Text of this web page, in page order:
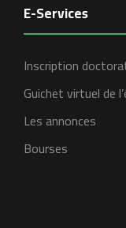
E-Services
Inscription
Guichet virtuel de
Les annonces
Bourses